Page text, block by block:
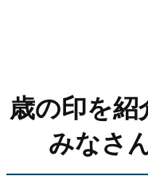
歳の印を
みなさ